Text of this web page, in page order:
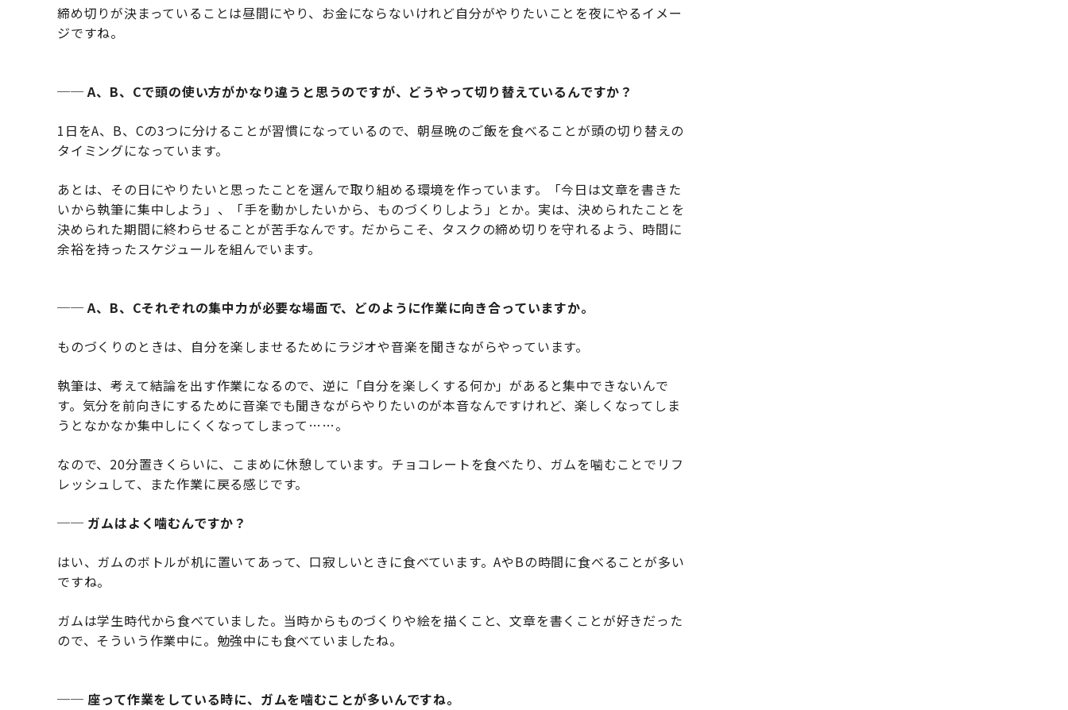
締め切りが決まっていることは昼間にやり、お金にならないけれど自分がやりたいことを夜にやるイメー
ジですね。
── A、B、Cで頭の使い方がかなり違うと思うのですが、どうやって切り替えているんですか？
1日をA、B、Cの3つに分けることが習慣になっているので、朝昼晩のご飯を食べることが頭の切り替えの
タイミングになっています。
あとは、その日にやりたいと思ったことを選んで取り組める環境を作っています。「今日は文章を書きた
いから執筆に集中しよう」、「手を動かしたいから、ものづくりしよう」とか。実は、決められたことを
決められた期間に終わらせることが苦手なんです。だからこそ、タスクの締め切りを守れるよう、時間に
余裕を持ったスケジュールを組んでいます。
── A、B、Cそれぞれの集中力が必要な場面で、どのように作業に向き合っていますか。
ものづくりのときは、自分を楽しませるためにラジオや音楽を聞きながらやっています。
執筆は、考えて結論を出す作業になるので、逆に「自分を楽しくする何か」があると集中できないんで
す。気分を前向きにするために音楽でも聞きながらやりたいのが本音なんですけれど、楽しくなってしま
うとなかなか集中しにくくなってしまって……。
なので、20分置きくらいに、こまめに休憩しています。チョコレートを食べたり、ガムを噛むことでリフ
レッシュして、また作業に戻る感じです。
── ガムはよく噛むんですか？
はい、ガムのボトルが机に置いてあって、口寂しいときに食べています。AやBの時間に食べることが多い
ですね。
ガムは学生時代から食べていました。当時からものづくりや絵を描くこと、文章を書くことが好きだった
ので、そういう作業中に。勉強中にも食べていましたね。
── 座って作業をしている時に、ガムを噛むことが多いんですね。